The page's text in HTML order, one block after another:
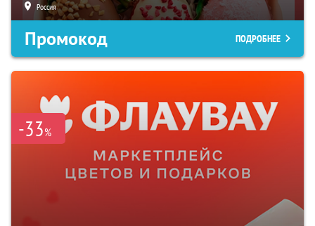
Россия
Промокод ПОДРОБНЕЕ
-33%